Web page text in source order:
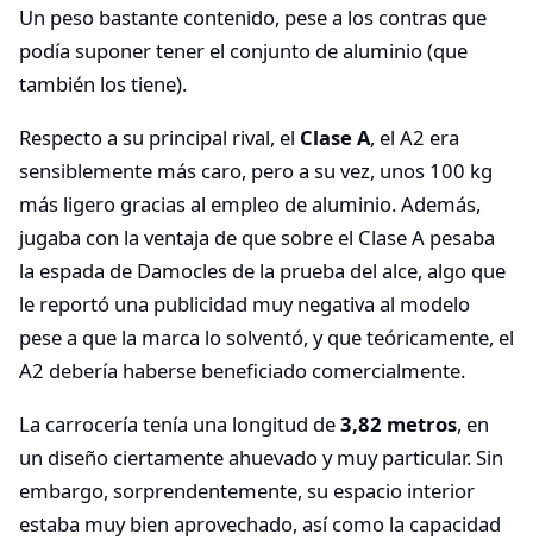
Un peso bastante contenido, pese a los contras que
podía suponer tener el conjunto de aluminio (que
también los tiene).
Respecto a su principal rival, el Clase A, el A2 era
sensiblemente más caro, pero a su vez, unos 100 kg
más ligero gracias al empleo de aluminio. Además,
jugaba con la ventaja de que sobre el Clase A pesaba
la espada de Damocles de la prueba del alce, algo que
le reportó una publicidad muy negativa al modelo
pese a que la marca lo solventó, y que teóricamente, el
A2 debería haberse beneficiado comercialmente.
La carrocería tenía una longitud de3,82 metros, en
un diseño ciertamente ahuevado y muy particular. Sin
embargo, sorprendentemente, su espacio interior
estaba muy bien aprovechado, así como la capacidad